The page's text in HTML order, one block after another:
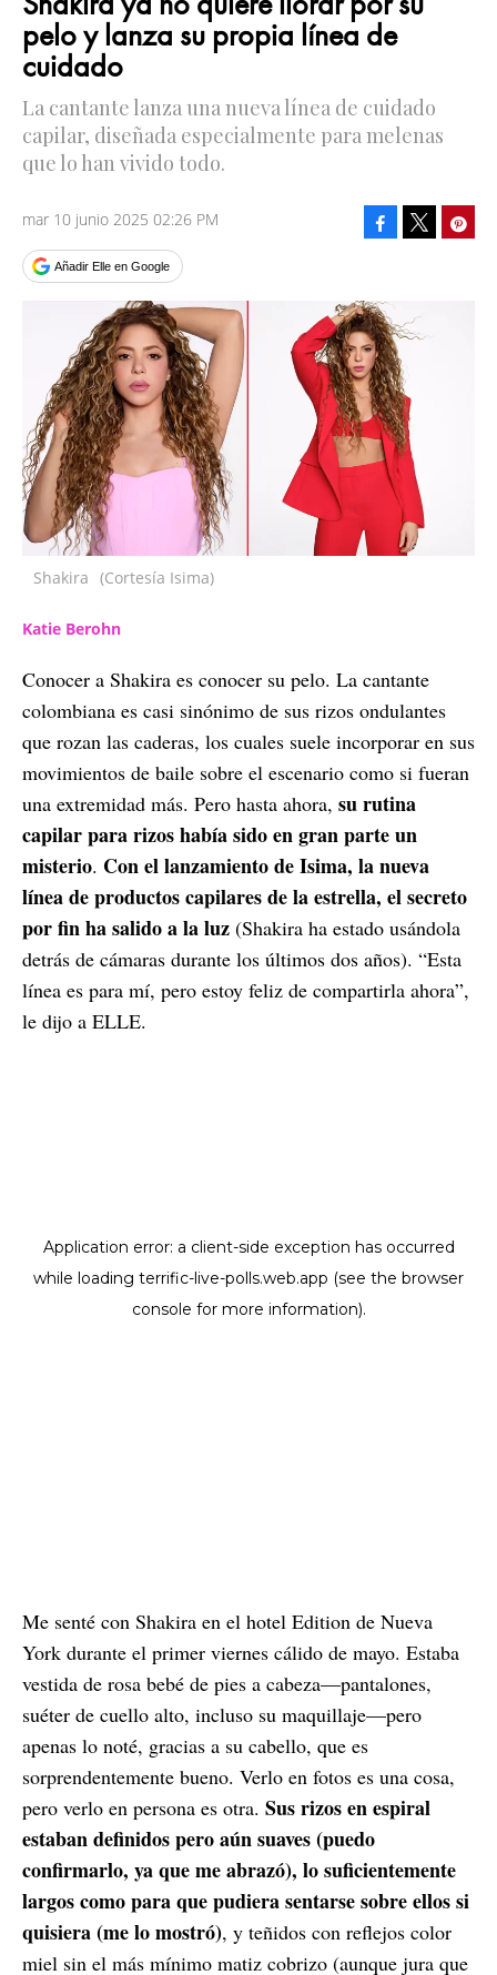
pelo y lanza su propia línea de
cuidado
La cantante lanza una nueva línea de cuidado
capilar, diseñada especialmente para melenas
que lo han vivido todo.
mar 10 junio 2025 02:26 PM
Añadir Elle en Google
Facebook
Shakira (Cortesía Isima)
Katie Berohn
Conocer a Shakira es conocer su pelo. La cantante
colombiana es casi sinónimo de sus rizos ondulantes
que rozan las caderas, los cuales suele incorporar en sus
movimientos de baile sobre el escenario como si fueran
una extremidad más. Pero hasta ahora, su rutina
capilar para rizos había sido en gran parte un
misterio. Con el lanzamiento de Isima, la nueva
línea de productos capilares de la estrella, el secreto
por fin ha salido a la luz (Shakira ha estado usándola
detrás de cámaras durante los últimos dos años). “Esta
línea es para mí, pero estoy feliz de compartirla ahora”,
le dijo a ELLE.
Me senté con Shakira en el hotel Edition de Nueva
York durante el primer viernes cálido de mayo. Estaba
vestida de rosa bebé de pies a cabeza—pantalones,
suéter de cuello alto, incluso su maquillaje—pero
apenas lo noté, gracias a su cabello, que es
sorprendentemente bueno. Verlo en fotos es una cosa,
pero verlo en persona es otra. Sus rizos en espiral
estaban definidos pero aún suaves (puedo
confirmarlo, ya que me abrazó), lo suficientemente
largos como para que pudiera sentarse sobre ellos si
quisiera (me lo mostró), y teñidos con reflejos color
miel sin el más mínimo matiz cobrizo (aunque jura que